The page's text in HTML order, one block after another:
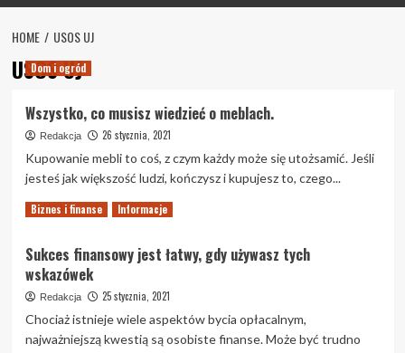
HOME USOS UJ
USOS UJ
Dom i ogród
Wszystko, co musisz wiedzieć o meblach.
Redakcja 26 stycznia, 2021
Kupowanie mebli to coś, z czym każdy może się utożsamić. Jeśli
jesteś jak większość ludzi, kończysz i kupujesz to, czego...
Read MoreRead
more
Wszystko,
co
musisz
o
meblach.
Biznes i finanse Informacje
Sukces finansowy jest łatwy, gdy używasz tych
wskazówek
Redakcja 25 stycznia, 2021
Chociaż istnieje wiele aspektów bycia opłacalnym,
najważniejszą kwestią są osobiste finanse. Może być trudno